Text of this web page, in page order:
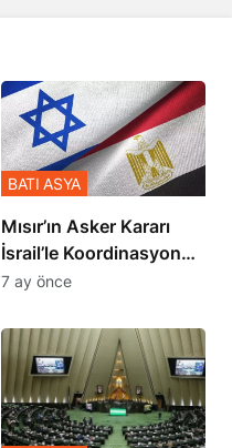
Mısır’ın Asker Kararı
İsrail’le Koordinasyon
İçinde Gerçekleşmiş
BATI ASYA
7 ay önce